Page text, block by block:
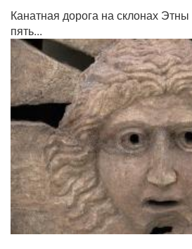
Канатная дорога на склонах
пять...